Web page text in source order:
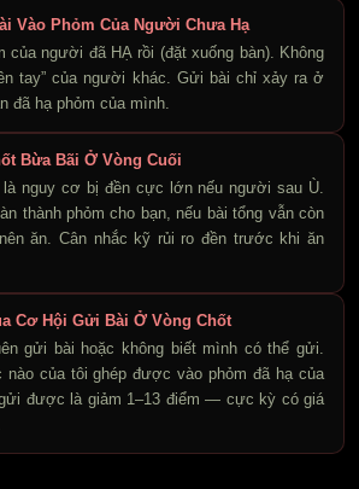
Vào Phỏm Của Người Chưa Hạ
của người đã HẠ rồi (đặt xuống bàn). Không
tay” của người khác. Gửi bài chỉ xảy ra ở
đã hạ phỏm của mình.
Bừa Bãi Ở Vòng Cuối
nguy cơ bị đền cực lớn nếu người sau Ù.
thành phỏm cho bạn, nếu bài tổng vẫn còn
ăn. Cân nhắc kỹ rủi ro đền trước khi ăn
Cơ Hội Gửi Bài Ở Vòng Chốt
gửi bài hoặc không biết mình có thể gửi.
nào của tôi ghép được vào phỏm đã hạ của
được là giảm 1–13 điểm — cực kỳ có giá